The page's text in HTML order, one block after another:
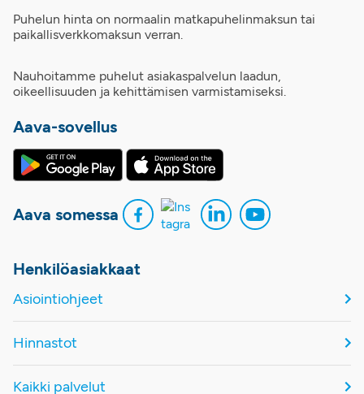
Puhelun hinta on normaalin matkapuhelinmaksun tai
paikallisverkkomaksun verran.
Nauhoitamme puhelut asiakaspalvelun laadun,
oikeellisuuden ja kehittämisen varmistamiseksi.
Aava-sovellus
Aava somessa
Henkilöasiakkaat
Asiointiohjeet
Hinnastot
Kaikki palvelut